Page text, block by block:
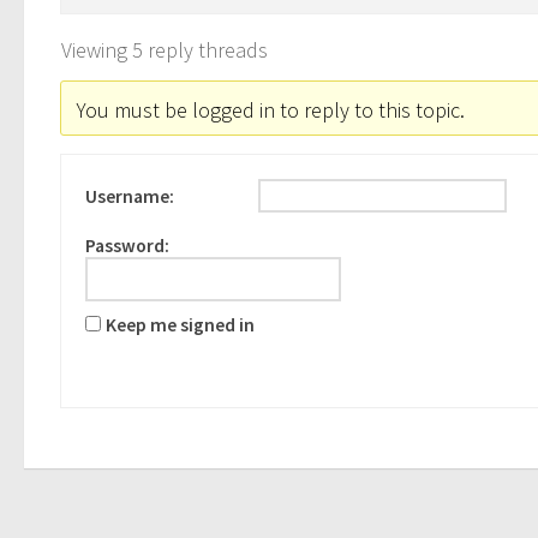
Viewing 5 reply threads
You must be logged in to reply to this topic.
Username:
Password:
Keep me signed in